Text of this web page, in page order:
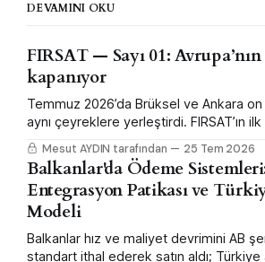
DEVAMINI OKU
FIRSAT — Sayı 01: Avrupa’nın
kapanıyor
Temmuz 2026’da Brüksel ve Ankara on
aynı çeyreklere yerleştirdi. FIRSAT’ın ilk
takvimin hangi şirketin hangi kalemini
değiştirdiğini altı dosyada anlatıyor.
Mesut AYDIN tarafından 25 Tem 2026
Balkanlar'da Ödeme
Entegrasyon Patikası ve
Modeli
Balkanlar hız ve maliyet devrimini AB
standart ithal ederek satın aldı; Türkiye